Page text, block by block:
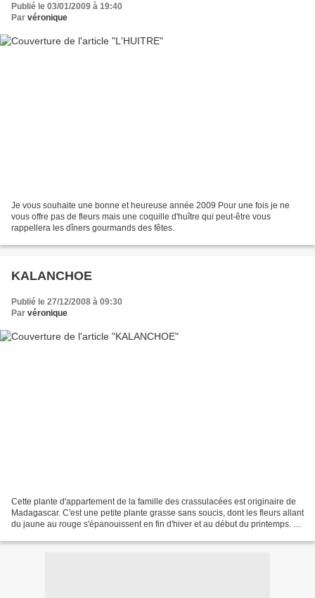
Publié le 03/01/2009 à 19:40
Par véronique
Je vous souhaite une bonne et heureuse année 2009 Pour une fois je ne
vous offre pas de fleurs mais une coquille d'huître qui peut-être vous
rappellera les dîners gourmands des fêtes.
KALANCHOE
Publié le 27/12/2008 à 09:30
Par véronique
Cette plante d'appartement de la famille des crassulacées est originaire de
Madagascar. C'est une petite plante grasse sans soucis, dont les fleurs allant
du jaune au rouge s'épanouissent en fin d'hiver et au début du printemps. Le